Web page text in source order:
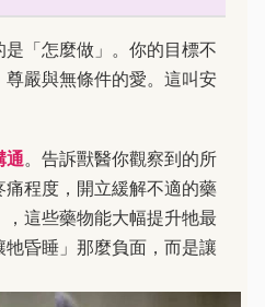
「怎麼做」。你的目標不
嚴與無條件的愛。這叫安
通。告訴獸醫你觀察到的所
程度，開立緩解不適的藥
這些藥物能大幅提升牠最
昏睡」那麼負面，而是讓